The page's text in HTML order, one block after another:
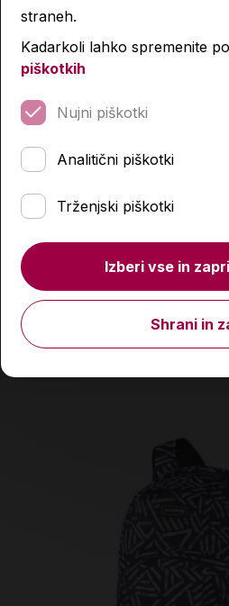
Prazna peresnica, Dakine, Black
22,90 €
Količina
Podobni izdelki
straneh.
Kadarkoli lahko spremenite
piškotkih
Nujni piškotki
Analitični piškotki
Trženjski piškotki
Izberi vse in
Shrani in